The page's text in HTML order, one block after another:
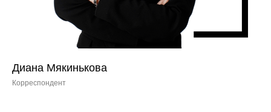
Диана Мякинькова
Корреспондент